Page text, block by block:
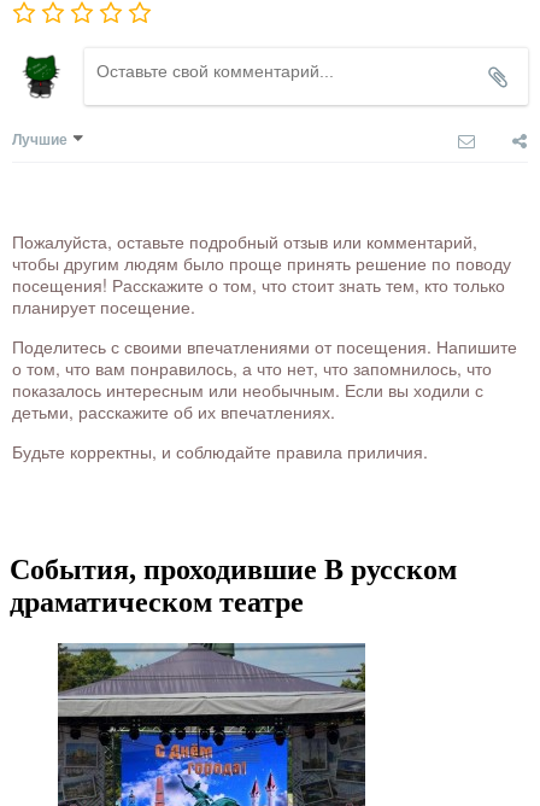
Лучшие
Пожалуйста, оставьте подробный отзыв или комментарий,
чтобы другим людям было проще принять решение по поводу
посещения! Расскажите о том, что стоит знать тем, кто только
планирует посещение.
Поделитесь с своими впечатлениями от посещения. Напишите
о том, что вам понравилось, а что нет, что запомнилось, что
показалось интересным или необычным. Если вы ходили с
детьми, расскажите об их впечатлениях.
Будьте корректны, и соблюдайте правила приличия.
События, проходившие В русском
драматическом театре